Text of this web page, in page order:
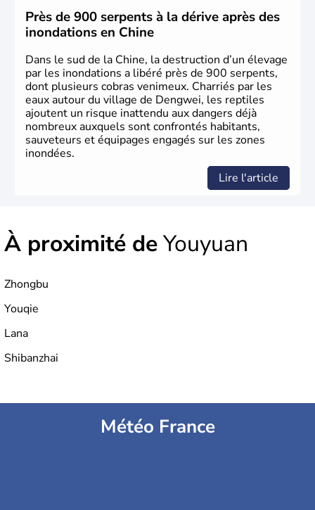
constituée comme nation et a retrouvé son indépendance
en 1945. Illustre pays en matière d'inventions avant-
gardistes, la Chine a été la première utilisatrice du papier,
de l'imprimerie à caractères mobiles, de la boussole et de
la poudre à canon.
Près de 900 serpents à la dérive après des
inondations en Chine
Dans le sud de la Chine, la destruction d’un élevage
par les inondations a libéré près de 900 serpents,
dont plusieurs cobras venimeux. Charriés par les
eaux autour du village de Dengwei, les reptiles
ajoutent un risque inattendu aux dangers déjà
nombreux auxquels sont confrontés habitants,
sauveteurs et équipages engagés sur les zones
inondées.
Lire l'article
À proximité deYouyuan
Zhongbu
Youqie
Lana
Shibanzhai
Météo France